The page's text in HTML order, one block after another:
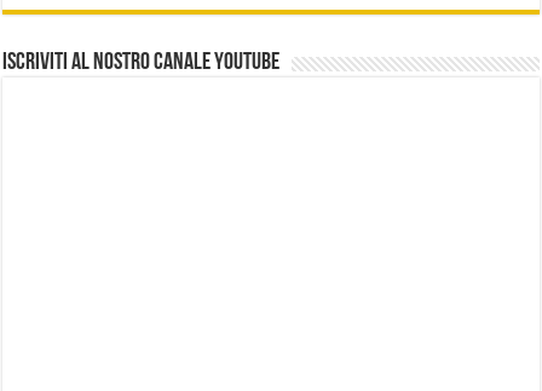
Iscriviti al nostro Canale Youtube